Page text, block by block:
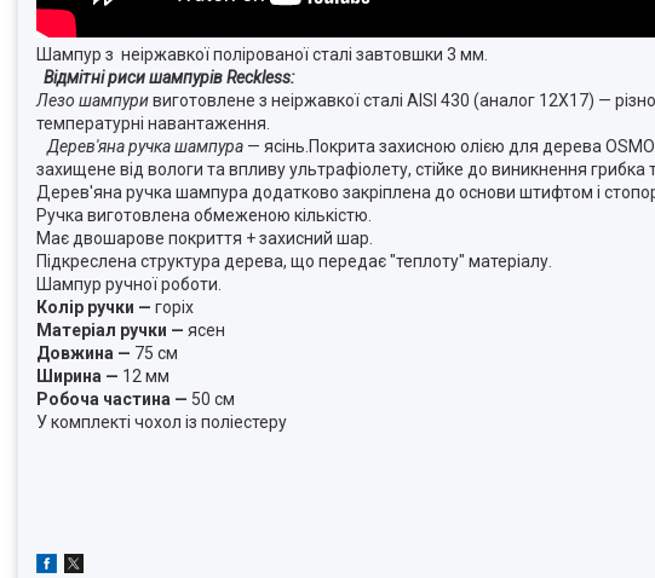
Шампур з неіржавкої полірованої сталі завтовшки 3 мм.
Відмітні риси шампурів Reckless:
Лезо шампуривиготовлене з неіржавкої сталі AISI 430 (аналог 12Х17) —
температурні навантаження.
Дерев'яна ручка шампура — ясінь.Покрита захисною олією для дерева
захищене від вологи та впливу ультрафіолету, стійке до виникнення
Дерев'яна ручка шампура додатково закріплена до основи штифтом і
Ручка виготовлена обмеженою кількістю.
Має двошарове покриття + захисний шар.
Підкреслена структура дерева, що передає "теплоту" матеріалу.
Шампур ручної роботи.
Колір ручки — горіх
Матеріал ручки — ясен
Довжина — 75 см
Ширина — 12 мм
Робоча частина — 50 см
У комплекті чохол із поліестеру